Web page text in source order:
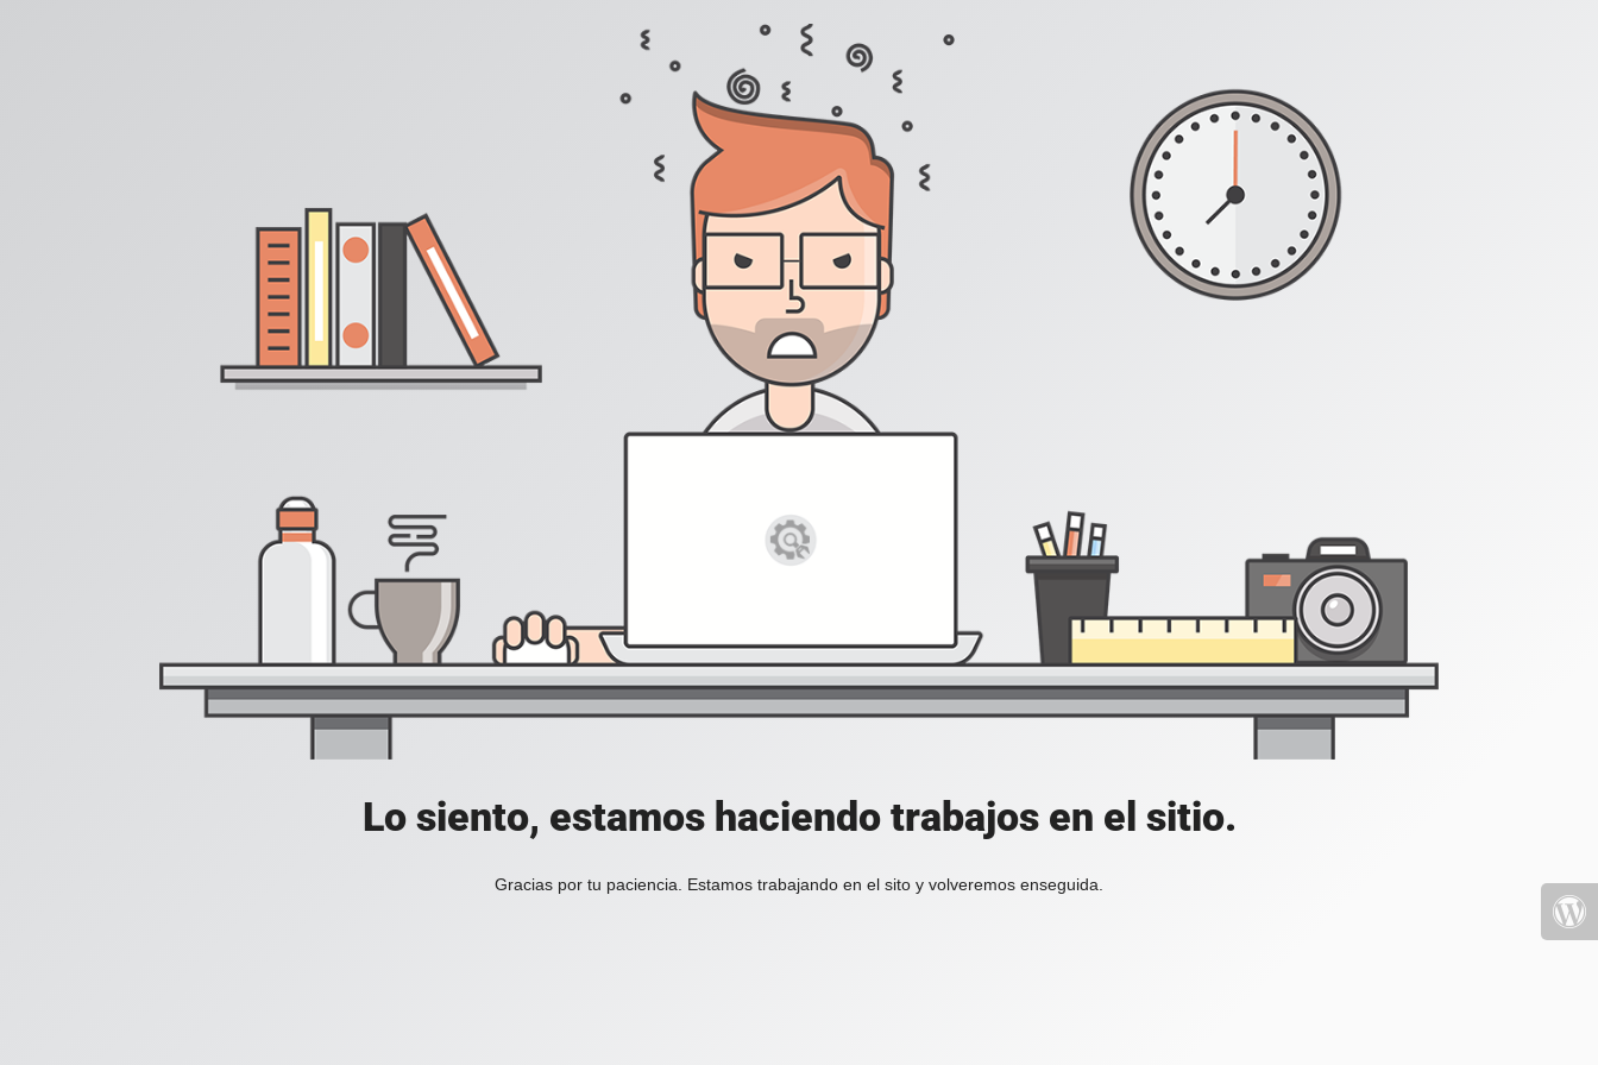
Lo siento, estamos haciendo trabajos en el sitio.
Gracias por tu paciencia. Estamos trabajando en el sito y volveremos enseguida.